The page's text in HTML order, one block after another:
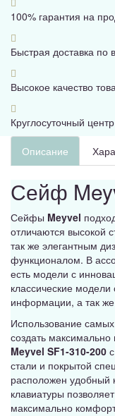
100% гарантия на
Быстрая доставка по
Высокое качество
Круглосуточный
Описание
Сейф
Сейфы Meyvel
отличаются высокой
так же элегантным
функционалом. В
есть модели с
классические модели
информации, а так
Использование
создать
Meyvel SF1-310-200
стали и покрытой
расположен удобный
клавиатуры
максимально